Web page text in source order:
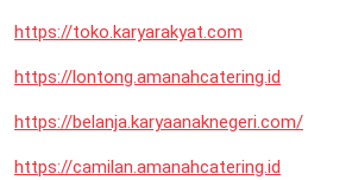
https://toko.karyarakyat.com
https://lontong.amanahcatering.id
https://belanja.karyaanaknegeri.com/
https://camilan.amanahcatering.id